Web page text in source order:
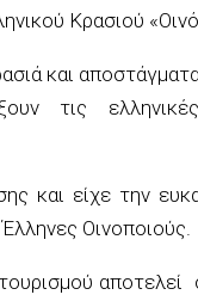
Κρασιού
και
τις ελληνικές
και είχε την
Οινοποιούς.
αποτελεί